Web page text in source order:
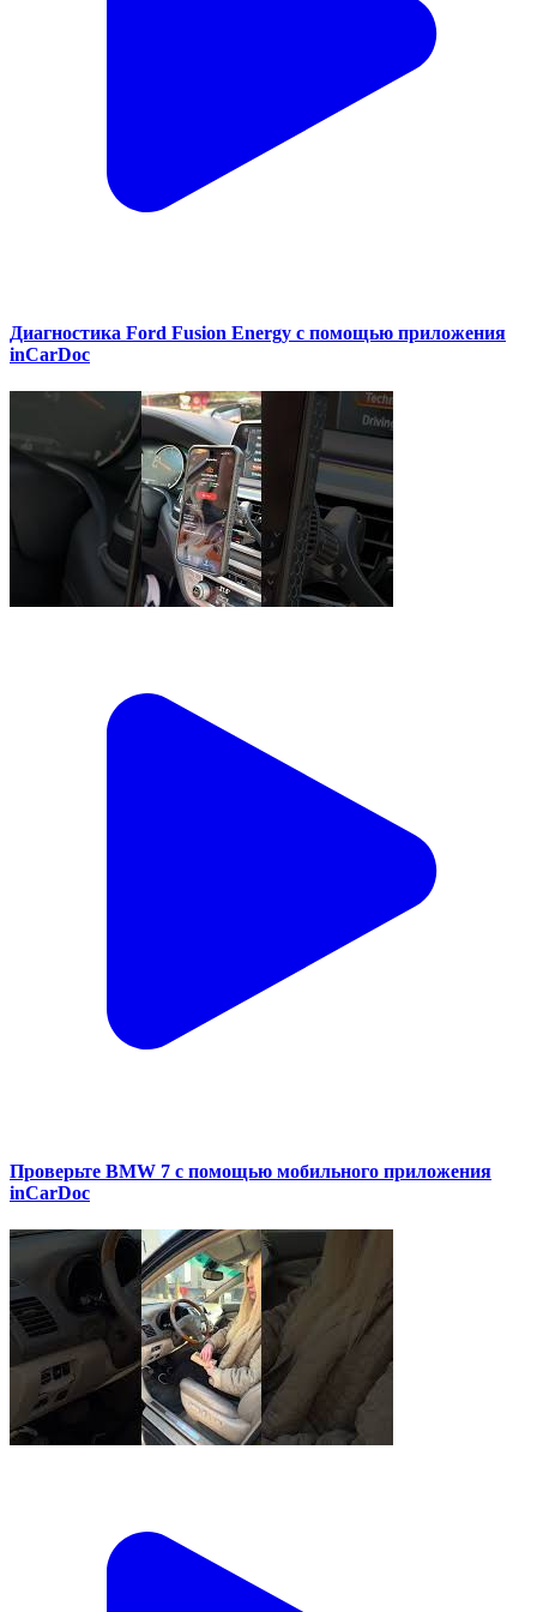
Диагностика Ford Fusion Energy с помощью приложения
inCarDoc
Проверьте BMW 7 с помощью мобильного приложения
inCarDoc